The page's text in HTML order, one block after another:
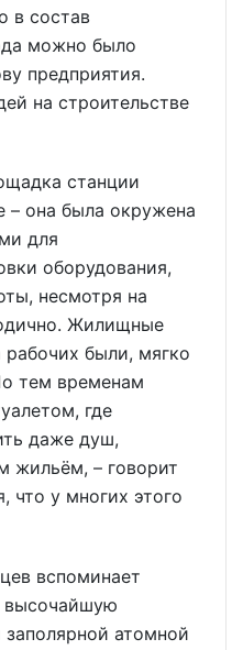
в состав
можно было
предприятия.
на строительстве
станции
– она была окружена
для
оборудования,
несмотря на
Жилищные
были, мягко
тем временам
где
даже душ,
жильём, – говорит
что у многих этого
вспоминает
высочайшую
атомной